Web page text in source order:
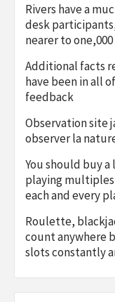
Rivers have a
desk
nearer to one,000
Additional facts
have been in all
feedback
Observation site
observer la
You should buy
playing
each and every
Roulette,
count anywhere
slots constantly